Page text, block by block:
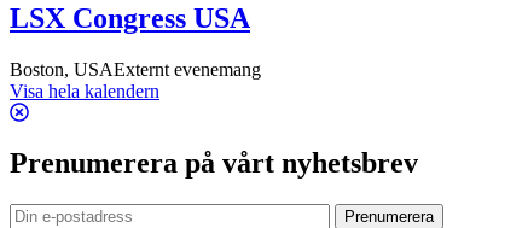
LSX Congress USA
Boston, USAExternt evenemang
Visa hela kalendern
Prenumerera på vårt nyhetsbrev
Prenumerera